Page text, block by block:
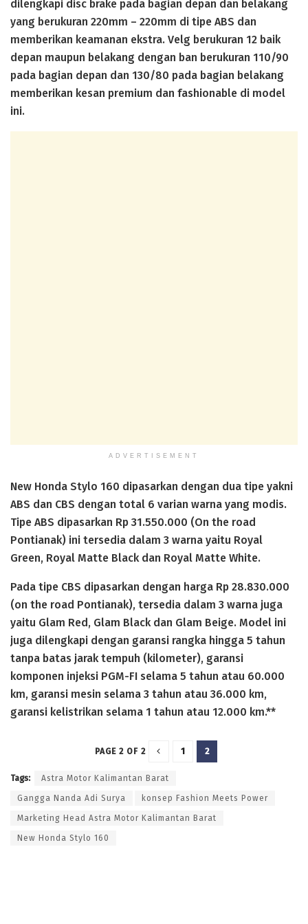
dilengkapi disc brake pada bagian depan dan belakang
yang berukuran 220mm – 220mm di tipe ABS dan
memberikan keamanan ekstra. Velg berukuran 12 baik
depan maupun belakang dengan ban berukuran 110/90
pada bagian depan dan 130/80 pada bagian belakang
memberikan kesan premium dan fashionable di model
ini.
ADVERTISEMENT
New Honda Stylo 160 dipasarkan dengan dua tipe yakni
ABS dan CBS dengan total 6 varian warna yang modis.
Tipe ABS dipasarkan Rp 31.550.000 (On the road
Pontianak) ini tersedia dalam 3 warna yaitu Royal
Green, Royal Matte Black dan Royal Matte White.
Pada tipe CBS dipasarkan dengan harga Rp 28.830.000
(on the road Pontianak), tersedia dalam 3 warna juga
yaitu Glam Red, Glam Black dan Glam Beige. Model ini
juga dilengkapi dengan garansi rangka hingga 5 tahun
tanpa batas jarak tempuh (kilometer), garansi
komponen injeksi PGM-FI selama 5 tahun atau 60.000
km, garansi mesin selama 3 tahun atau 36.000 km,
garansi kelistrikan selama 1 tahun atau 12.000 km.**
PAGE 2 OF 2 1 2
Tags: Astra Motor Kalimantan Barat
Gangga Nanda Adi Surya konsep Fashion Meets Power
Marketing Head Astra Motor Kalimantan Barat
New Honda Stylo 160